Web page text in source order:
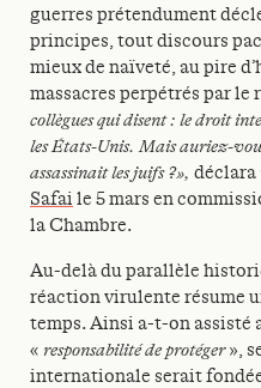
guerres prétendument
principes, tout discours
mieux de naïveté, au pire
massacres perpétrés par le
collègues qui disent : le droit
les États-Unis. Mais auriez-
assassinait les juifs ?», déclara
Safai le 5 mars en
la Chambre.
Au-delà du parallèle
réaction virulente résume
temps. Ainsi a-t-on assisté
« responsabilité de protéger»,
internationale serait